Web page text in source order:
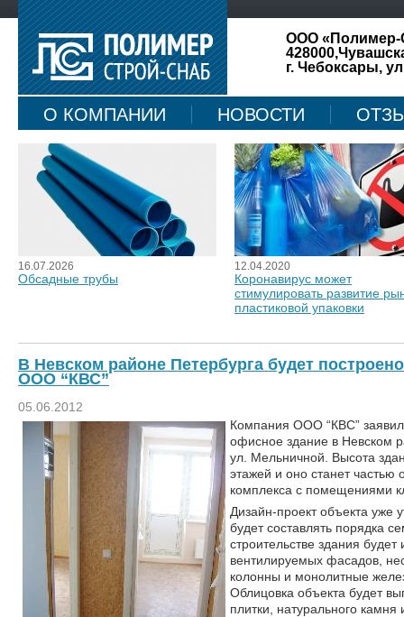
ООО «Полимер-
г. Чебоксары,
О КОМПАНИИ НОВОСТИ
КАРТА САЙТА
16.07.2026
Обсадные трубы
12.04.2020
Коронавирус может
стимулировать развитие
пластиковой упаковки
В Невском районе Петербурга будет
ООО “КВС”
05.06.2012
Компания ООО “КВС”
офисное здание в Невском
ул. Мельничной. Высота
этажей и оно станет частью
комплекса с помещениями
Дизайн-проект объекта уже
будет составлять порядка
строительстве здания будет
вентилируемых фасадов,
колонны и монолитные
Облицовка объекта будет
плитки, натурального